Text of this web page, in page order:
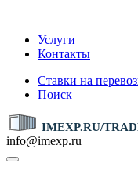
Услуги
Контакты
Ставки на
Поиск
IMEXP.RU/
info@imexp.ru